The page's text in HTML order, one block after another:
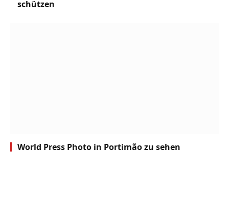
schützen
World Press Photo in Portimão zu sehen